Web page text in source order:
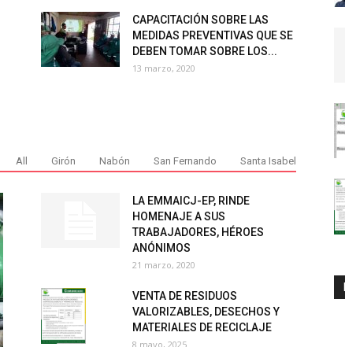
CAPACITACIÓN SOBRE LAS
MEDIDAS PREVENTIVAS QUE SE
DEBEN TOMAR SOBRE LOS...
13 marzo, 2020
All Girón Nabón San Fernando Santa Isabel
LA EMMAICJ-EP, RINDE
HOMENAJE A SUS
TRABAJADORES, HÉROES
ANÓNIMOS
21 marzo, 2020
VENTA DE RESIDUOS
VALORIZABLES, DESECHOS Y
MATERIALES DE RECICLAJE
8 mayo, 2025